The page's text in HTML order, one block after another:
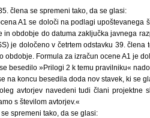
člena se spremeni tako, da se glasi:
A1 se določi na podlagi upoštevanega
in obdobje do datuma zaključka javnega
je določeno v četrtem odstavku 39.
obdobje. Formula za izračun ocene A1 je
besedilo »Prilogi 2 k temu pravilniku«
na koncu besedila doda nov stavek, ki se
avtorjev navedeni tudi člani projektne
s številom avtorjev.«
spremeni tako, da se glasi: